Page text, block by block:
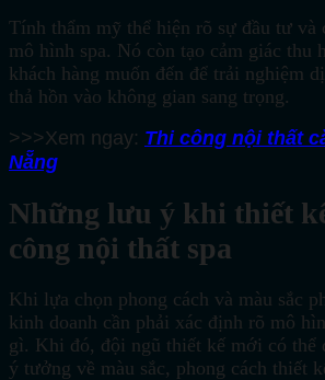
Tính thẩm mỹ thể hiện rõ sự đầu tư và
mô hình spa. Nó còn tạo cảm giác thu
khách hàng muốn đến để trải nghiệm
thả hồn vào không gian sang trọng.
>>>Xem ngay: Thi công nội thất
Nẵng
Những lưu ý khi thiết
công nội thất spa
Khi lựa chọn phong cách và màu sắc
kinh doanh cần phải xác định rõ mô
gì. Khi đó, đội ngũ thiết kế mới có thể
ý tưởng về màu sắc, phong cách thiết